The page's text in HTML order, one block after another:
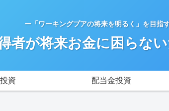
ー「ワーキングプアの将来を明るく」を目指
者が将来お金に困らな
資 配当金投資